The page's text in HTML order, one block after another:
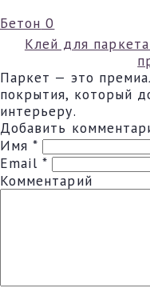
Бетон 0
Клей для
Паркет — это
покрытия, который
интерьеру.
Добавить
Имя*
Email*
Комментарий